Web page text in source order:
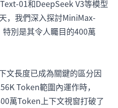
01和DeepSeek V3等模型
，我們深入探討MiniMax-
別是其令人矚目的400萬
文長度已成為關鍵的區分因
Token範圍內運作時，
萬Token上下文視窗打破了